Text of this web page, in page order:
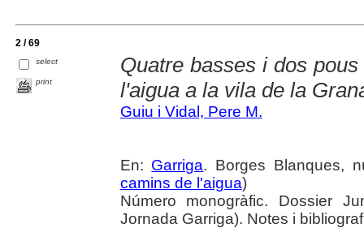
2 / 69
select
print
Quatre basses i dos
l'aigua a la vila de la
Guiu i Vidal, Pere M.
En: Garriga. Borges Blanques,
camins de l'aigua)
Número monogràfic. Dossier
Jornada Garriga). Notes i